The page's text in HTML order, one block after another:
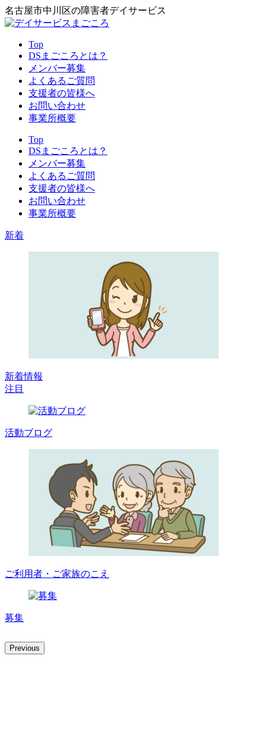
名古屋市中川区の障害者デイサービス
Top
DSまごころとは？
メンバー募集
よくあるご質問
支援者の皆様へ
お問い合わせ
事業所概要
Top
DSまごころとは？
メンバー募集
よくあるご質問
支援者の皆様へ
お問い合わせ
事業所概要
新着
新着情報
注目
活動ブログ
ご利用者・ご家族のこえ
募集
Previous